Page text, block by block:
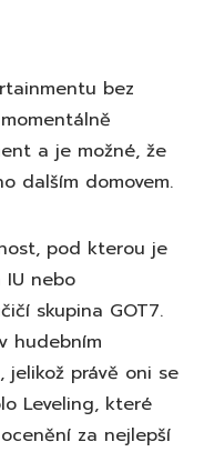
bez
a je možné, že
dalším domovem.
pod kterou je
nebo
skupina GOT7.
hudebním
jelikož právě oni se
Leveling, které
za nejlepší